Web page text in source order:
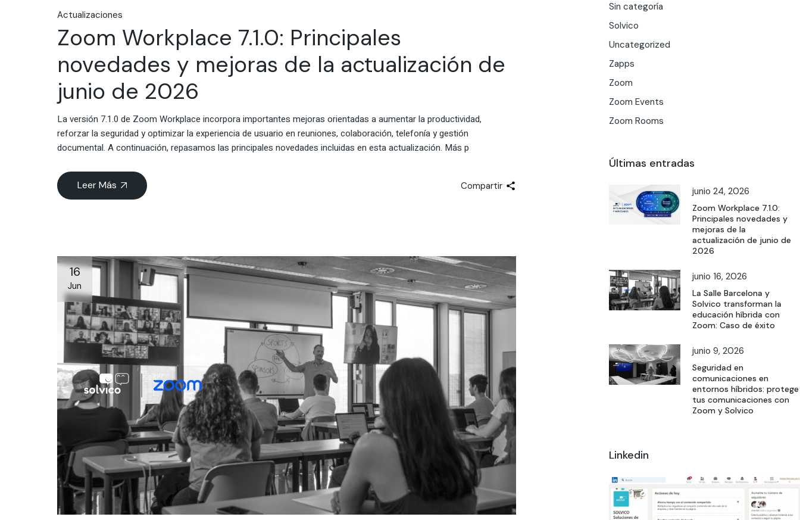
Actualizaciones
Zoom Workplace 7.1.0: Principales
novedades y mejoras de la actualización de
junio de 2026
La versión 7.1.0 de Zoom Workplace incorpora importantes mejoras orientadas a aumentar la productividad,
reforzar la seguridad y optimizar la experiencia de usuario en reuniones, colaboración, telefonía y gestión
documental. A continuación, repasamos las principales novedades incluidas en esta actualización. Más p
Leer Más Compartir
16
Jun
Sin categoría
Solvico
Uncategorized
Zapps
Zoom
Zoom Events
Zoom Rooms
Últimas entradas
junio 24, 2026
Zoom Workplace 7.1.0:
Principales novedades y
mejoras de la
actualización de junio de
2026
junio 16, 2026
La Salle Barcelona y
Solvico transforman la
educación híbrida con
Zoom: Caso de éxito
junio 9, 2026
Seguridad en
comunicaciones en
entornos híbridos: protege
tus comunicaciones con
Zoom y Solvico
Linkedin